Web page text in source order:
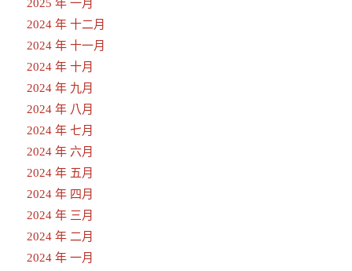
2025 年 一月
2024 年 十二月
2024 年 十一月
2024 年 十月
2024 年 九月
2024 年 八月
2024 年 七月
2024 年 六月
2024 年 五月
2024 年 四月
2024 年 三月
2024 年 二月
2024 年 一月